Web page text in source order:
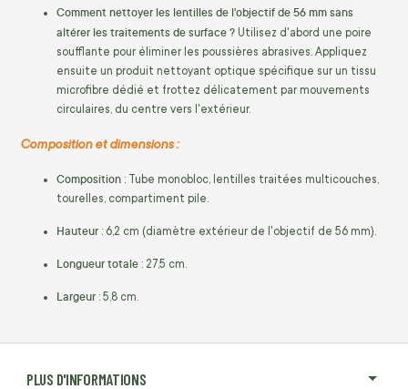
PLUS D'INFORMATIONS
Comment nettoyer les lentilles de l'objectif de 56 mm sans
altérer les traitements de surface ? Utilisez d'abord une poire
soufflante pour éliminer les poussières abrasives. Appliquez
ensuite un produit nettoyant optique spécifique sur un tissu
microfibre dédié et frottez délicatement par mouvements
circulaires, du centre vers l'extérieur.
Composition et dimensions :
Composition : Tube monobloc, lentilles traitées multicouches,
tourelles, compartiment pile.
Hauteur : 6,2 cm (diamètre extérieur de l'objectif de 56 mm).
Longueur totale : 27,5 cm.
Largeur : 5,8 cm.